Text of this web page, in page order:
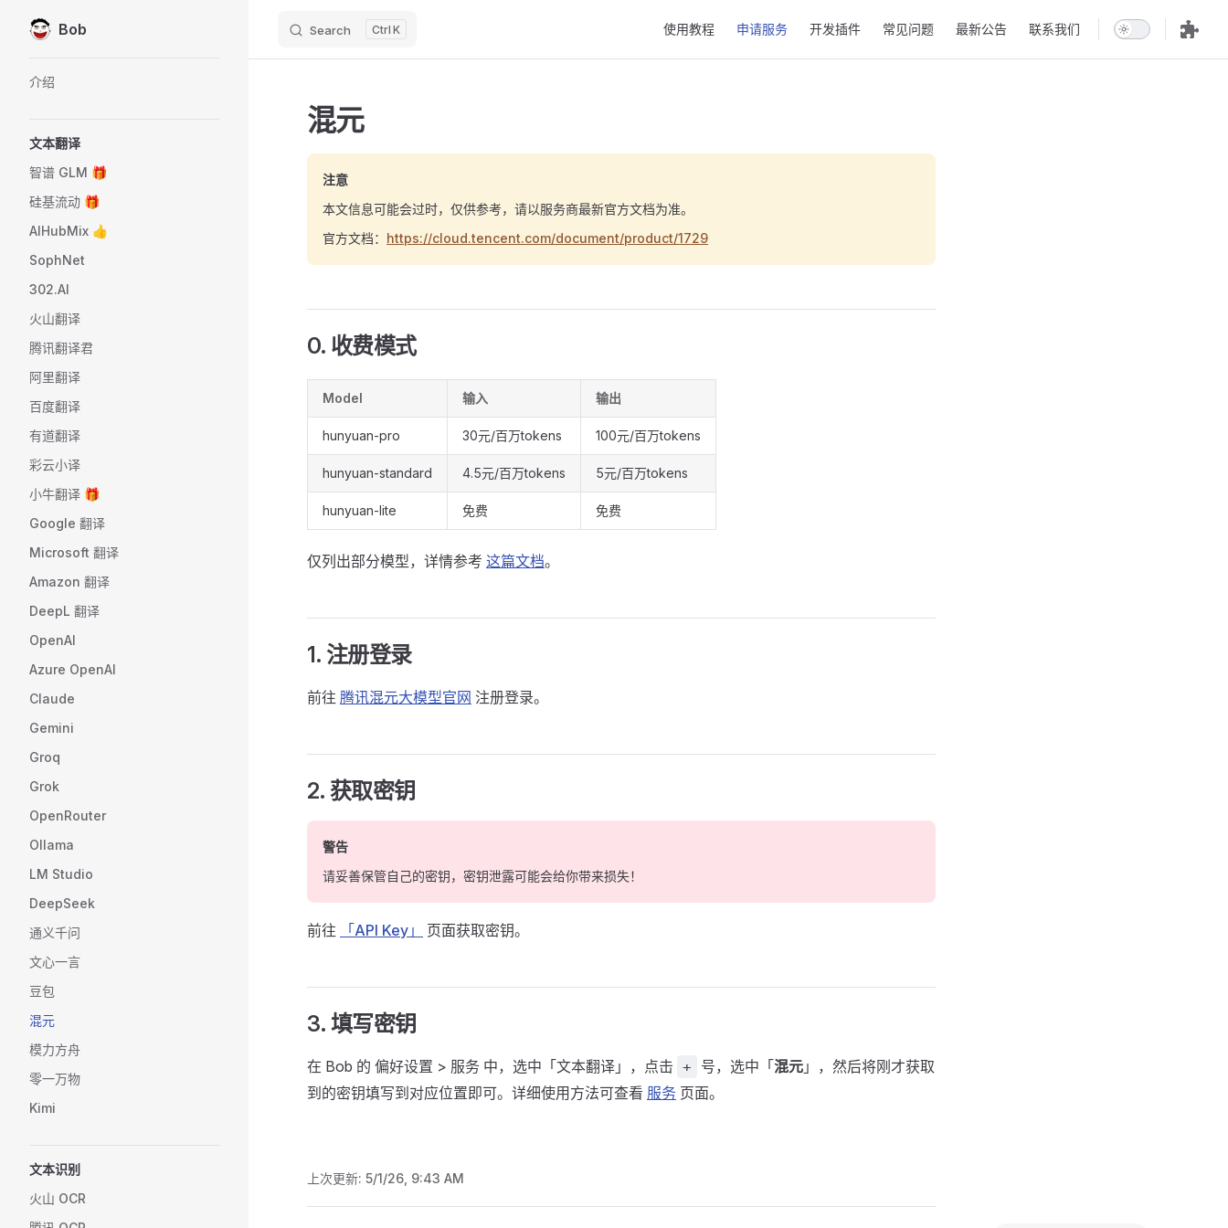
Skip to content
Bob Search K 使用教程 申请服务 开发插件 常见问题 最新公告 联系我们
介绍
文本翻译
智谱 GLM 🎁
硅基流动 🎁
AIHubMix 👍
SophNet
302.AI
火山翻译
腾讯翻译君
阿里翻译
百度翻译
有道翻译
彩云小译
小牛翻译 🎁
Google 翻译
Microsoft 翻译
Amazon 翻译
DeepL 翻译
OpenAI
Azure OpenAI
Claude
Gemini
Groq
Grok
OpenRouter
Ollama
LM Studio
DeepSeek
通义千问
文心一言
豆包
混元
模力方舟
零一万物
Kimi
文本识别
火山 OCR
混元
注意
本文信息可能会过时，仅供参考，请以服务商最新官方文档为准。
官方文档： https://cloud.tencent.com/document/product/1729
0. 收费模式
Model 输入 输出
hunyuan-pro 30元/百万tokens 100元/百万tokens
hunyuan-standard 4.5元/百万tokens 5元/百万tokens
hunyuan-lite 免费 免费
仅列出部分模型，详情参考 这篇文档。
1. 注册登录
前往 腾讯混元大模型官网 注册登录。
2. 获取密钥
警告
请妥善保管自己的密钥，密钥泄露可能会给你带来损失！
前往 「API Key」 页面获取密钥。
3. 填写密钥
在 Bob 的 偏好设置 > 服务 中，选中「文本翻译」，点击 + 号，选中「 混元 」，然后将刚才获取
到的密钥填写到对应位置即可。详细使用方法可查看 服务 页面。
上次更新: 5/1/26, 9:43 AM